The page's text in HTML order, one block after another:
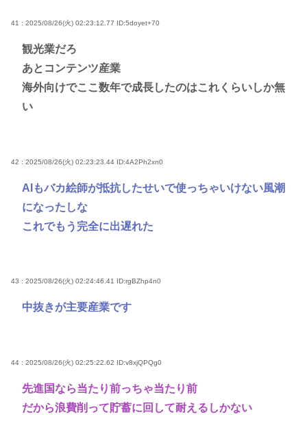
41 : 2025/08/26(火) 02:23:12.77 ID:5doyet+70
観光業だろ
あとコンテンツ産業
海外向けでここ数年で成長したのはこれくらいしか無
い
42 : 2025/08/26(火) 02:23:23.44 ID:4A2Ph2xn0
AIもバカ絵師が抵抗したせいで使っちゃいけない風潮
になったしな
これでもう完全に出遅れた
43 : 2025/08/26(火) 02:24:46.41 ID:rgBZhp4n0
中抜きが主要産業です
44 : 2025/08/26(火) 02:25:22.62 ID:v8xjQPQg0
先進国なら当たり前っちゃ当たり前
だから浪費削って貯蓄に回して耐えるしかない